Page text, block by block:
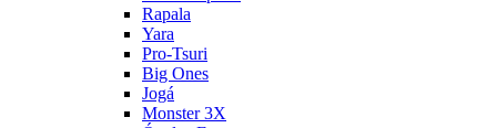
Rapala
Yara
Pro-Tsuri
Big Ones
Jogá
Monster 3X